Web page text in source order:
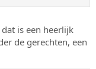
is een heerlijk
de gerechten, een